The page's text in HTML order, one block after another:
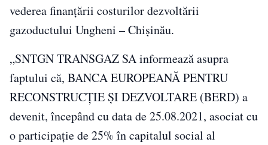
vederea finanțării costurilor dezvoltării
gazoductului Ungheni – Chișinău.
„SNTGN TRANSGAZ SA informează asupra
faptului că, BANCA EUROPEANĂ PENTRU
RECONSTRUCȚIE ȘI DEZVOLTARE (BERD) a
devenit, începând cu data de 25.08.2021, asociat cu
o participație de 25% în capitalul social al